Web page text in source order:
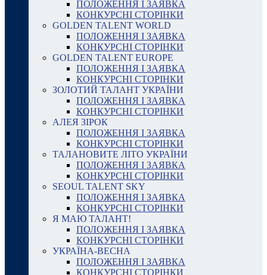
ПОЛОЖЕННЯ І ЗАЯВКА
КОНКУРСНІ СТОРІНКИ
GOLDEN TALENT WORLD
ПОЛОЖЕННЯ І ЗАЯВКА
КОНКУРСНІ СТОРІНКИ
GOLDEN TALENT EUROPE
ПОЛОЖЕННЯ І ЗАЯВКА
КОНКУРСНІ СТОРІНКИ
ЗОЛОТИЙ ТАЛАНТ УКРАЇНИ
ПОЛОЖЕННЯ І ЗАЯВКА
КОНКУРСНІ СТОРІНКИ
АЛЕЯ ЗІРОК
ПОЛОЖЕННЯ І ЗАЯВКА
КОНКУРСНІ СТОРІНКИ
ТАЛАНОВИТЕ ЛІТО УКРАЇНИ
ПОЛОЖЕННЯ І ЗАЯВКА
КОНКУРСНІ СТОРІНКИ
SEOUL TALENT SKY
ПОЛОЖЕННЯ І ЗАЯВКА
КОНКУРСНІ СТОРІНКИ
Я МАЮ ТАЛАНТ!
ПОЛОЖЕННЯ І ЗАЯВКА
КОНКУРСНІ СТОРІНКИ
УКРАЇНА-ВЕСНА
ПОЛОЖЕННЯ І ЗАЯВКА
КОНКУРСНІ СТОРІНКИ